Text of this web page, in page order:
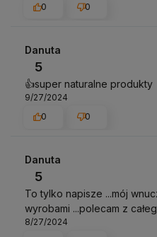
0
0
Danuta
5
👍️super naturalne produkty
9/27/2024
0
0
Danuta
5
To tylko napisze ...mój
wyrobami ...polecam z
8/27/2024